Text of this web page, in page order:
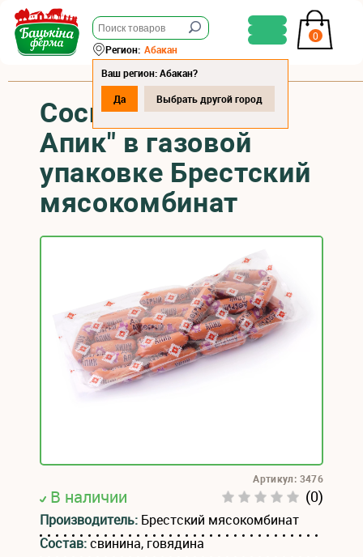
0
Регион: Абакан
Ваш регион: Абакан?
Да
Выбрать другой город
Сосиски "Добрый
Апик" в газовой
упаковке Брестский
мясокомбинат
В наличии (0)
Артикул: 3476
Производитель: Брестский мясокомбинат
Состав:свинина, говядина